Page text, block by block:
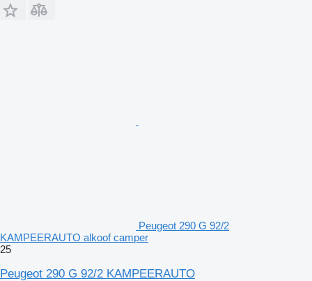
Peugeot 290 G 92/2
KAMPEERAUTO alkoof camper
25
Peugeot 290 G 92/2 KAMPEERAUTO